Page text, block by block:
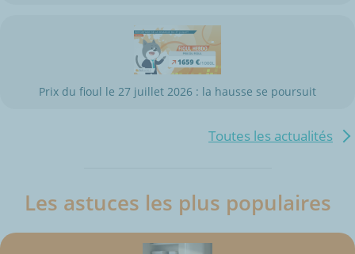
Prix du fioul le 27 juillet 2026 : la hausse se poursuit
Toutes les actualités
Les astuces les plus populaires